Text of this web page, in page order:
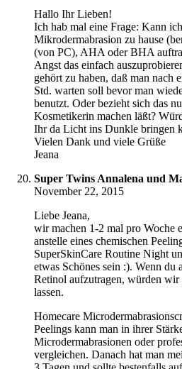
Hallo Ihr Lieben!
Ich hab mal eine Frage: Kann
Mikrodermabrasion zu hause
(von PC), AHA oder BHA
Angst das einfach
gehört zu haben, daß man nach
Std. warten soll bevor man
benutzt. Oder bezieht sich das
Kosmetikerin machen läßt?
Ihr da Licht ins Dunkle bringen
Vielen Dank und viele Grüße
Jeana
Super Twins Annalena und
November 22, 2015
Liebe Jeana,
wir machen 1-2 mal pro Woche
anstelle eines chemischen
SuperSkinCare Routine Night
etwas Schönes sein :). Wenn du
Retinol aufzutragen, würden wir
lassen.
Homecare
Peelings kann man in ihrer
Microdermabrasionen oder
vergleichen. Danach hat man